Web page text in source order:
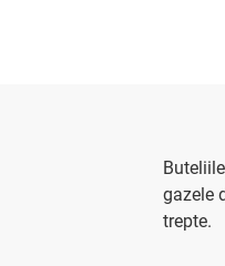
gazele
trepte.